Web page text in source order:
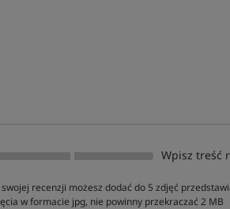
Wpisz treść
swojej recenzji możesz dodać do 5 zdjęć
w formacie jpg, nie powinny przekraczać 2 MB